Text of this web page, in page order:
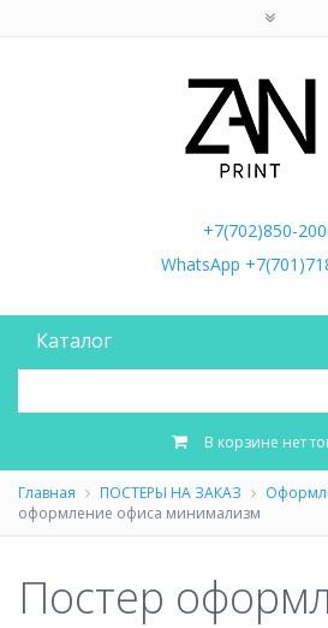
+7(702)850-
WhatsApp
Каталог
В корзине нет
Главная ПОСТЕРЫ НА ЗАКАЗ
оформление офиса минимализм
Постер